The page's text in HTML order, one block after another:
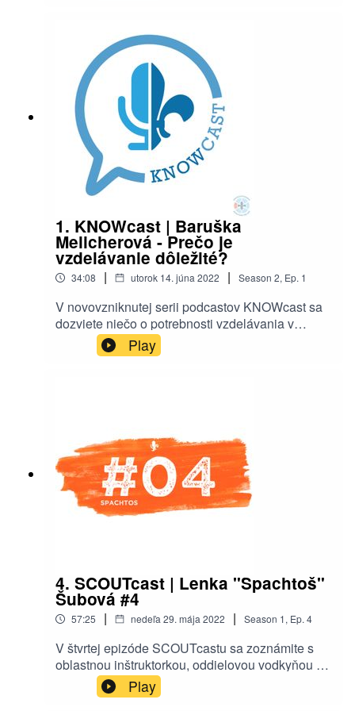
skautských zážitkov a začiatkov v skautingu.
Taktiež vám Zved (alebo Julko?) porozpráva
niečo málo o jeho skúsenosti s VLŠ Safari.
Prajeme vám príjemné počúvanie nech už ste
kdekoľvek! ⚜️
1. KNOWcast | Baruška
Melicherová - Prečo je
vzdelávanie dôležité?
34:08 | utorok 14. júna 2022 | Season 2, Ep. 1
V novovzniknutej serii podcastov KNOWcast sa
dozviete niečo o potrebnosti vzdelávania v
každom skautskom živote od odborníčky na
vzdelávanie - s. Baruš, avšak samozrejme
Play
4. SCOUTcast | Lenka "Spachtoš"
Šubová #4
57:25 | nedeľa 29. mája 2022 | Season 1, Ep. 4
V štvrtej epizóde SCOUTcastu sa zoznámite s
oblastnou inštruktorkou, oddielovou vodkyňou a
predovšetkým vtipnou osobou, Lenkou a.k.a.
Spachtošom. Okrem jej osobného života Vám
Play